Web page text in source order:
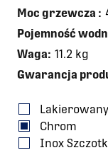
Moc grzewcza :
Pojemność
Waga: 11.2 kg
Gwarancja
Lakierowany
Chrom
Inox